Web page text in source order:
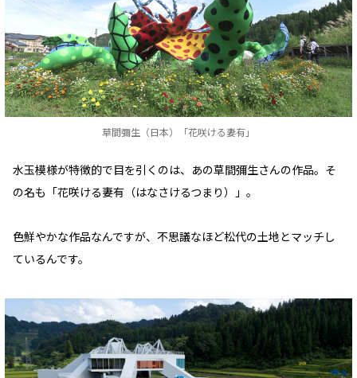
草間彌生（日本）「花咲ける妻有」
水玉模様が特徴的で目を引くのは、あの草間彌生さんの作品。そ
の名も「花咲ける妻有（はなさけるつまり）」。
色鮮やかな作品なんですが、不思議なほど松代の土地とマッチし
ているんです。